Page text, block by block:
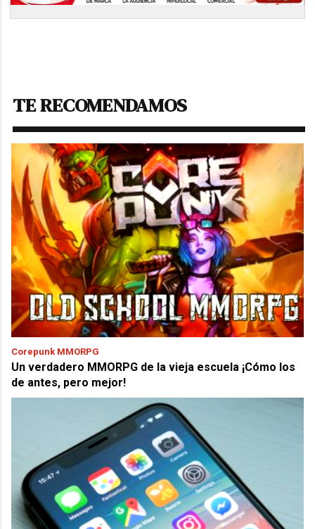
TE RECOMENDAMOS
Corepunk MMORPG
Un verdadero MMORPG de la vieja escuela ¡Cómo los
de antes, pero mejor!